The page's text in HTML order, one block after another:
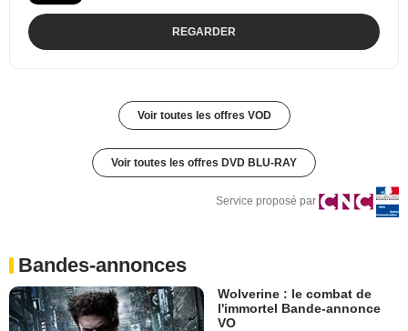
REGARDER
Voir toutes les offres VOD
Voir toutes les offres DVD BLU-RAY
Service proposé par
Bandes-annonces
Wolverine : le combat de
l'immortel Bande-annonce
VO